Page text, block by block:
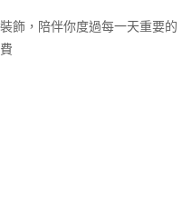
飾，陪伴你度過每一天重要的